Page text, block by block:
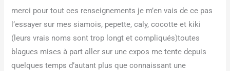
merci pour tout ces renseignements je m’en vais de ce pas
l’essayer sur mes siamois, pepette, caly, cocotte et kiki
(leurs vrais noms sont trop longt et compliqués)toutes
blagues mises à part aller sur une expos me tente depuis
quelques temps d’autant plus que connaissant une